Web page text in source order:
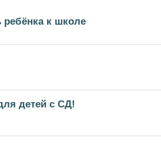
к школе
детей с СД!